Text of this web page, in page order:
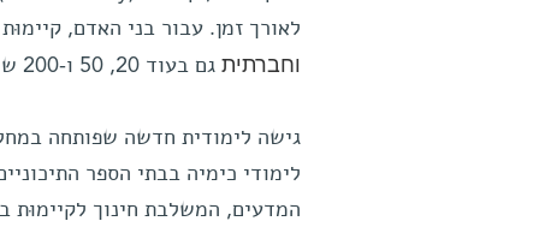
לאורך זמן. עבור בני האדם,
וחברתית גם בעוד 20, 50 ו-200 שנה.
גישה לימודית חדשה שפותחה
לימודי כימיה בבתי הספר
המדעים, המשלבת חינוך לקיימוּת